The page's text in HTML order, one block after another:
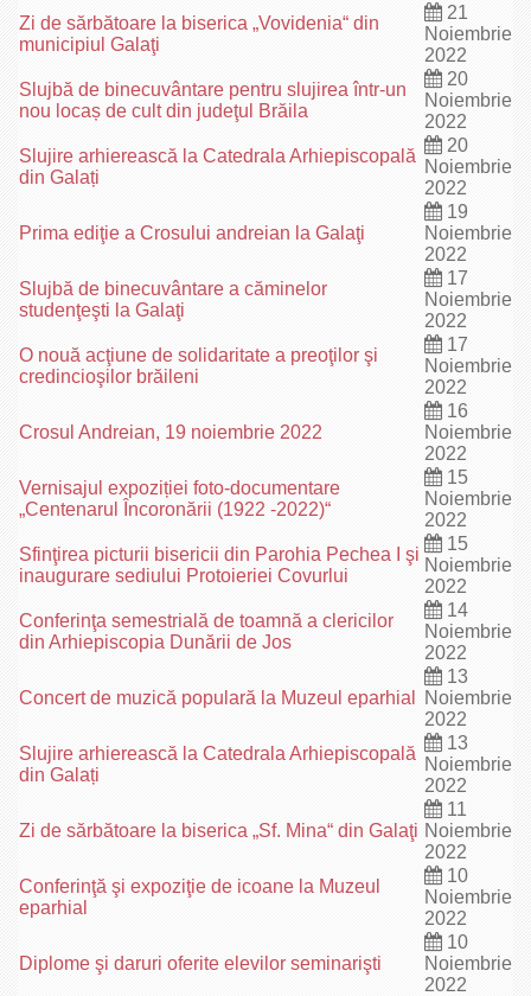
Zi de sărbătoare la biserica „Vovidenia“ din
municipiul Galaţi
21
Noiembrie
2022
Slujbă de binecuvântare pentru slujirea într-un
nou locaș de cult din judeţul Brăila
20
Noiembrie
2022
Slujire arhierească la Catedrala Arhiepiscopală
din Galați
20
Noiembrie
2022
Prima ediţie a Crosului andreian la Galaţi
19
Noiembrie
2022
Slujbă de binecuvântare a căminelor
studenţeşti la Galaţi
17
Noiembrie
2022
O nouă acţiune de solidaritate a preoţilor şi
credincioşilor brăileni
17
Noiembrie
2022
Crosul Andreian, 19 noiembrie 2022
16
Noiembrie
2022
Vernisajul expoziției foto-documentare
„Centenarul Încoronării (1922 -2022)“
15
Noiembrie
2022
Sfinţirea picturii bisericii din Parohia Pechea I şi
inaugurare sediului Protoieriei Covurlui
15
Noiembrie
2022
Conferinţa semestrială de toamnă a clericilor
din Arhiepiscopia Dunării de Jos
14
Noiembrie
2022
Concert de muzică populară la Muzeul eparhial
13
Noiembrie
2022
Slujire arhierească la Catedrala Arhiepiscopală
din Galați
13
Noiembrie
2022
Zi de sărbătoare la biserica „Sf. Mina“ din Galaţi
11
Noiembrie
2022
Conferinţă şi expoziţie de icoane la Muzeul
eparhial
10
Noiembrie
2022
Diplome şi daruri oferite elevilor seminarişti
10
Noiembrie
2022